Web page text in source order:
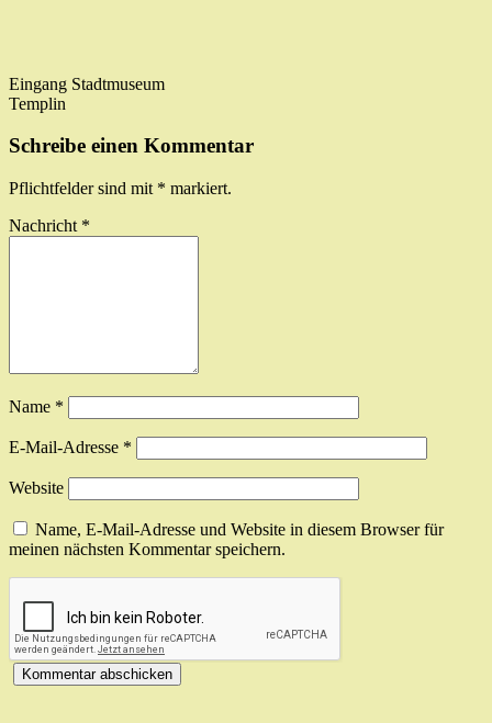
Eingang Stadtmuseum
Templin
Schreibe einen Kommentar
Pflichtfelder sind mit * markiert.
Nachricht *
Name *
E-Mail-Adresse *
Website
Name, E-Mail-Adresse und Website in diesem Browser für
meinen nächsten Kommentar speichern.